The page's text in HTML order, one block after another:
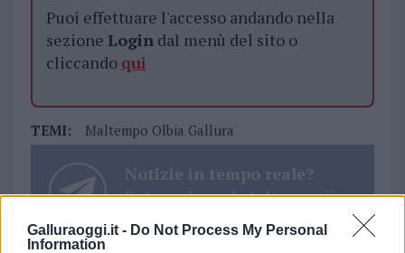
Galluraoggi.it - Do Not Process My Personal
Information
Puoi effettuare l'accesso andando nella
sezione Logindal menù del sito o
cliccando qui
TEMI: Maltempo Olbia Gallura
Notizie in tempo reale?
Entra nel canale telegram di
GalluraOggi.it